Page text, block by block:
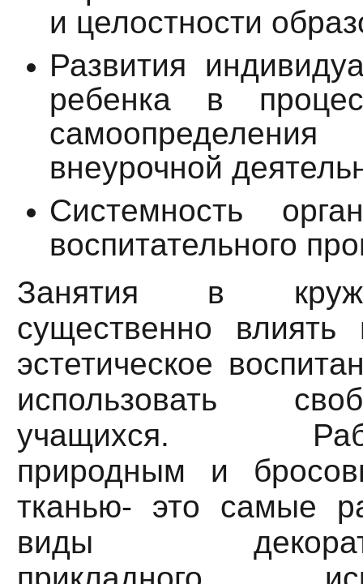
и целостности
Развития
ребенка в
внеурочной
Системность
воспитательного
Занятия в
существенно
эстетическое
использовать
учащихся.
природным и
тканью- это самые
виды